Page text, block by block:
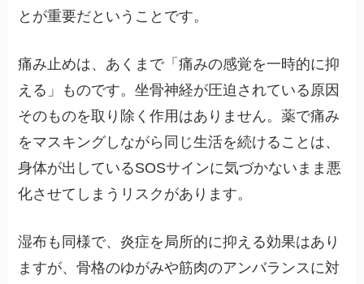
とが重要だということです。
痛み止めは、あくまで「痛みの感覚を一時的に抑
える」ものです。坐骨神経が圧迫されている原因
そのものを取り除く作用はありません。薬で痛み
をマスキングしながら同じ生活を続けることは、
身体が出しているSOSサインに気づかないまま悪
化させてしまうリスクがあります。
湿布も同様で、炎症を局所的に抑える効果はあり
ますが、骨格のゆがみや筋肉のアンバランスに対